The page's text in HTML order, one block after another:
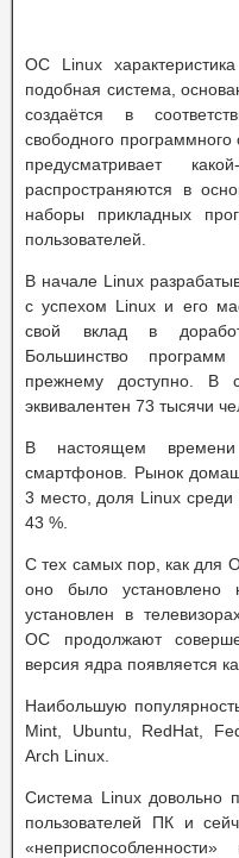
ОС Linux
подобная система,
создаётся в
свободного
предусматривает
распространяются в
наборы прикладных
пользователей.
В начале Linux
с успехом Linux и его
свой вклад в
Большинство
прежнему доступно. В
эквивалентен 73 тысячи
В настоящем
смартфонов. Рынок
3 место, доля Linux среди
43 %.
С тех самых пор, как для
оно было установлено
установлен в
ОС продолжают
версия ядра появляется
Наибольшую
Mint, Ubuntu, RedHat,
Arch Linux.
Система Linux довольно
пользователей ПК и